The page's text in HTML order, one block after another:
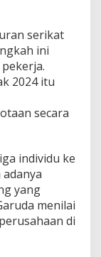
serikat
ini
2024 itu
secara
individu ke
yang
menilai
di